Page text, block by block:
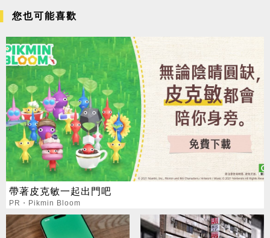
您也可能喜歡
帶著皮克敏一起出門吧
PR・Pikmin Bloom